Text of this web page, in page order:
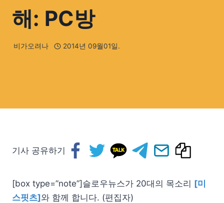
해: PC방
비가오려나 2014년 09월01일.
기사 공유하기
[box type=”note”]슬로우뉴스가 20대의 목소리 [미
스핏츠]와 함께 합니다. (편집자)